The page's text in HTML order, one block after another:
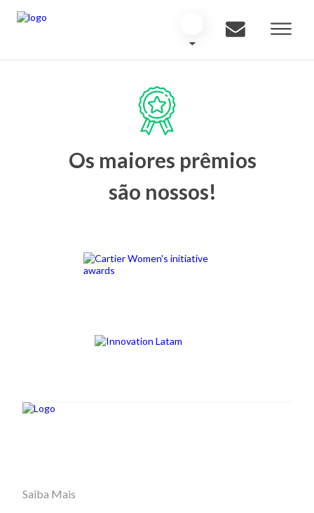
Os maiores prêmios
são nossos!
Saiba Mais